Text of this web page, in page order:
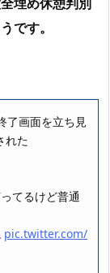
です。
了画面を立ち見
れた
てるけど普通
pic.twitter.com/